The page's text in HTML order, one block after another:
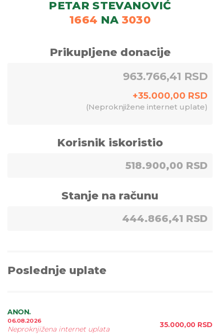
PETAR STEVANOVIĆ
1664 NA 3030
Prikupljene donacije
963.766,41 RSD
+35.000,00 RSD
(Neproknjižene internet uplate)
Korisnik iskoristio
518.900,00 RSD
Stanje na računu
444.866,41 RSD
Poslednje uplate
ANON.
06.08.2026
Neproknjižena internet uplata 35.000,00 RSD